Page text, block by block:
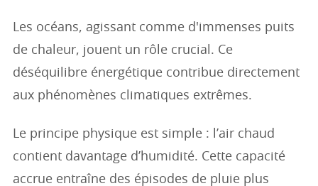
Les océans, agissant comme d'immenses puits
de chaleur, jouent un rôle crucial. Ce
déséquilibre énergétique contribue directement
aux phénomènes climatiques extrêmes.
Le principe physique est simple : l’air chaud
contient davantage d’humidité. Cette capacité
accrue entraîne des épisodes de pluie plus